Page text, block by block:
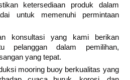
ketersediaan produk dalam
untuk memenuhi permintaan
konsultasi yang kami berikan
pelanggan dalam pemilihan,
yang tepat.
mooring buoy berkualitas yang